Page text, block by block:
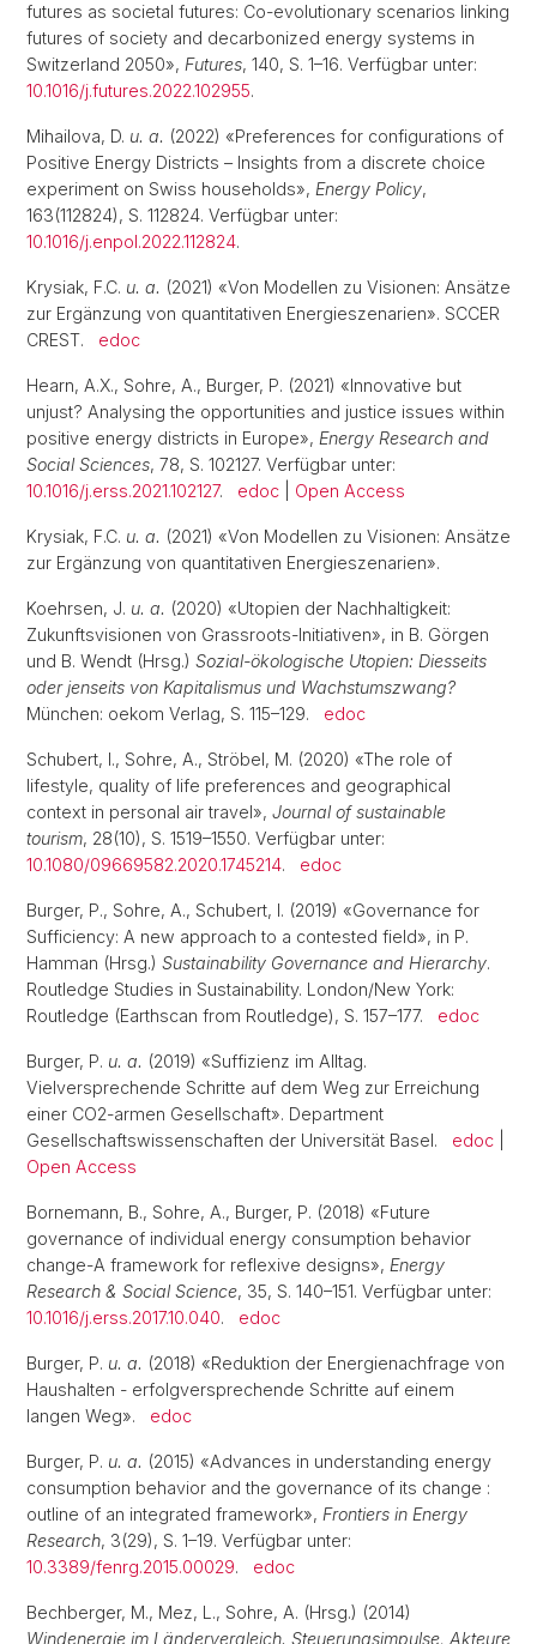
futures as societal futures: Co-evolutionary scenarios linking
futures of society and decarbonized energy systems in
Switzerland 2050», Futures, 140, S. 1–16. Verfügbar unter:
10.1016/j.futures.2022.102955.
Mihailova, D. u. a. (2022) «Preferences for configurations of
Positive Energy Districts – Insights from a discrete choice
experiment on Swiss households», Energy Policy,
163(112824), S. 112824. Verfügbar unter:
10.1016/j.enpol.2022.112824.
Krysiak, F.C. u. a. (2021) «Von Modellen zu Visionen: Ansätze
zur Ergänzung von quantitativen Energieszenarien». SCCER
CREST. edoc
Hearn, A.X., Sohre, A., Burger, P. (2021) «Innovative but
unjust? Analysing the opportunities and justice issues within
positive energy districts in Europe», Energy Research and
Social Sciences, 78, S. 102127. Verfügbar unter:
10.1016/j.erss.2021.102127. edoc Open Access
Krysiak, F.C. u. a. (2021) «Von Modellen zu Visionen: Ansätze
zur Ergänzung von quantitativen Energieszenarien».
Koehrsen, J. u. a. (2020) «Utopien der Nachhaltigkeit:
Zukunftsvisionen von Grassroots-Initiativen», in B. Görgen
und B. Wendt (Hrsg.) Sozial-ökologische Utopien: Diesseits
oder jenseits von Kapitalismus und Wachstumszwang?
München: oekom Verlag, S. 115–129. edoc
Schubert, I., Sohre, A., Ströbel, M. (2020) «The role of
lifestyle, quality of life preferences and geographical
context in personal air travel», Journal of sustainable
tourism, 28(10), S. 1519–1550. Verfügbar unter:
10.1080/09669582.2020.1745214. edoc
Burger, P., Sohre, A., Schubert, I. (2019) «Governance for
Sufficiency: A new approach to a contested field», in P.
Hamman (Hrsg.) Sustainability Governance and Hierarchy.
Routledge Studies in Sustainability. London/New York:
Routledge (Earthscan from Routledge), S. 157–177. edoc
Burger, P. u. a. (2019) «Suffizienz im Alltag.
Vielversprechende Schritte auf dem Weg zur Erreichung
einer CO2-armen Gesellschaft». Department
Gesellschaftswissenschaften der Universität Basel. edoc
Open Access
Bornemann, B., Sohre, A., Burger, P. (2018) «Future
governance of individual energy consumption behavior
change-A framework for reflexive designs», Energy
Research & Social Science, 35, S. 140–151. Verfügbar unter:
10.1016/j.erss.2017.10.040. edoc
Burger, P. u. a. (2018) «Reduktion der Energienachfrage von
Haushalten - erfolgversprechende Schritte auf einem
langen Weg». edoc
Burger, P. u. a. (2015) «Advances in understanding energy
consumption behavior and the governance of its change :
outline of an integrated framework», Frontiers in Energy
Research, 3(29), S. 1–19. Verfügbar unter:
10.3389/fenrg.2015.00029. edoc
Bechberger, M., Mez, L., Sohre, A. (Hrsg.) (2014)
Windenergie im Ländervergleich. Steuerungsimpulse, Akteure